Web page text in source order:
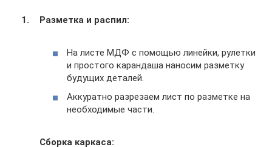
Разметка и распил:
На листе МДФ с помощью линейки, рулетки
и простого карандаша наносим разметку
будущих деталей.
Аккуратно разрезаем лист по разметке на
необходимые части.
Сборка каркаса: